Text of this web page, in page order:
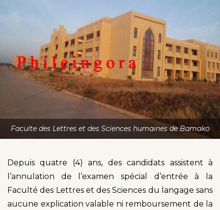
Faculte des Lettres et des Sciences humaines de Bamako
Depuis quatre (4) ans, des candidats assistent à
l’annulation de l’examen spécial d’entrée à la
Faculté des Lettres et des Sciences du langage sans
aucune explication valable ni remboursement de la